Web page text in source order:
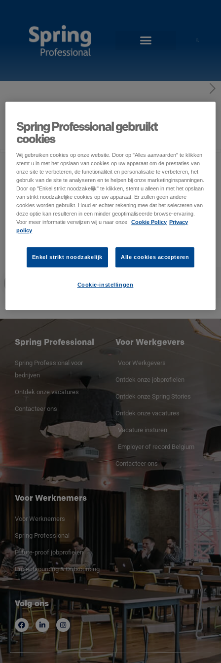
2017
Jorn Verhaegen
Spring Professional
Spring Professional voor
bedrijven
Ontdek onze vacatures
Contacteer ons
Voor Werkgevers
Voor Werkgevers
Ontdek onze jobprofielen
Ontdek onze Spring Stories
Ontdek onze vacatures
Vacature insturen
Employer of record Belgium
Contacteer ons
Voor Werknemers
Voor Werknemers
Spring Professional
Future-proof jobprofielen
Projectsourcing & Outsourcing
Volg ons
Spring Professional gebruikt
cookies
Wij gebruiken cookies op onze website. Door op "Alles aanvaarden" te klikken
stemt u in met het opslaan van cookies op uw apparaat om de prestaties van
onze site te verbeteren, de functionaliteit en personalisatie te verbeteren, het
gebruik van de site te analyseren en te helpen bij onze marketinginspanningen.
Door op "Enkel strikt noodzakelijk" te klikken, stemt u alleen in met het opslaan
van strikt noodzakelijke cookies op uw apparaat. Er zullen geen andere
cookies worden gebruikt. Houd er echter rekening mee dat het selecteren van
deze optie kan resulteren in een minder geoptimaliseerde browse-ervaring.
Voor meer informatie verwijzen wij u naar onze
Cookie Policy Privacy
policy
Enkel strikt noodzakelijk Alle cookies accepteren
Cookie-instellingen